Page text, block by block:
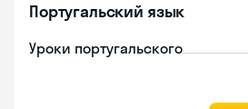
Португальский язык
Уроки португальского